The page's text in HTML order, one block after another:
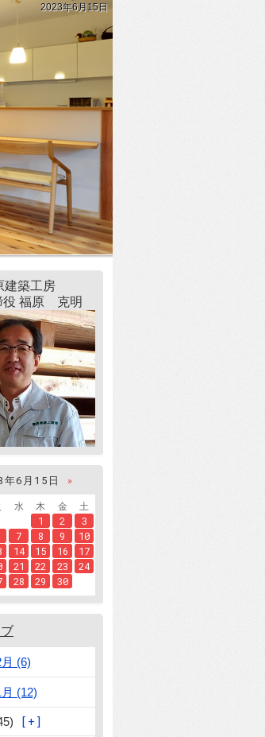
2023年6月15日
建築工房
役 福原 克明
6月15日
»
水 木 金
土
1
2
3
7 8 9
10
14 15 16
17
21 22 23
24
28 29 30
(6)
(12)